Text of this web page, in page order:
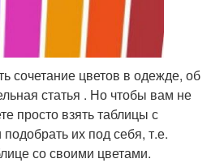
сочетание цветов в одежде, об
статья . Но чтобы вам не
просто взять таблицы с
их под себя, т.е.
со своими цветами.